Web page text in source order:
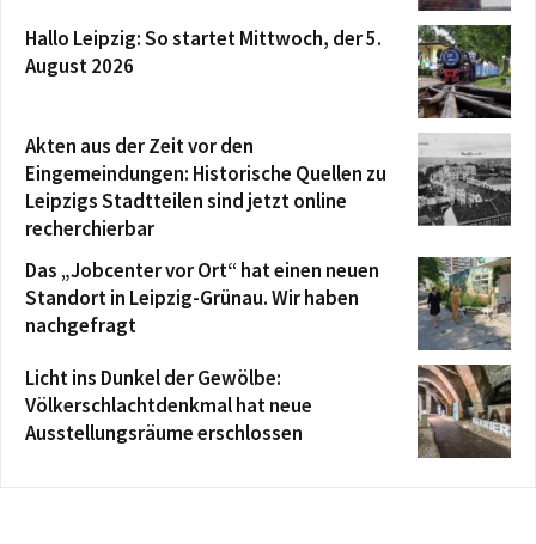
Hallo Leipzig: So startet Mittwoch, der 5.
August 2026
Akten aus der Zeit vor den
Eingemeindungen: Historische Quellen zu
Leipzigs Stadtteilen sind jetzt online
recherchierbar
Das „Jobcenter vor Ort“ hat einen neuen
Standort in Leipzig-Grünau. Wir haben
nachgefragt
Licht ins Dunkel der Gewölbe:
Völkerschlachtdenkmal hat neue
Ausstellungsräume erschlossen